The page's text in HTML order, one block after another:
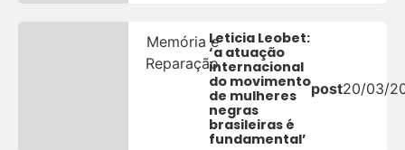
Memória e
Reparação
Leticia Leobet:
‘a atuação
internacional
do movimento
de mulheres
negras
brasileiras é
fundamental’
post20/03/